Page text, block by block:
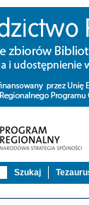
Szukaj